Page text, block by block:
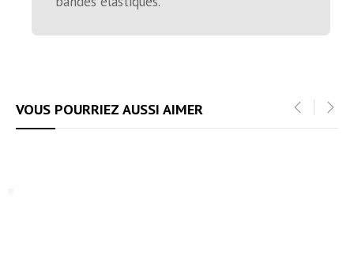
VOUS POURRIEZ AUSSI AIMER